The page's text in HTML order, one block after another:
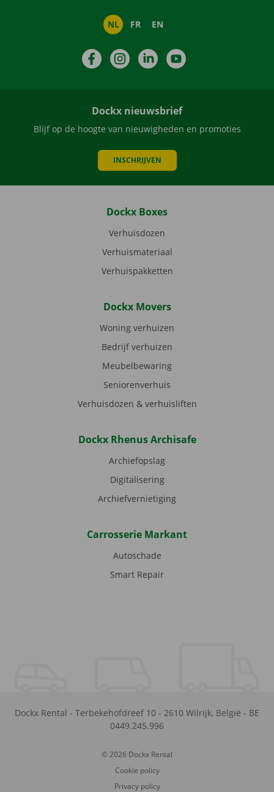
NL FR EN
FacebookInstagramLinkedIn
Dockx nieuwsbrief
Blijf op de hoogte van nieuwigheden en promoties
INSCHRIJVEN
Dockx Boxes
Verhuisdozen
Verhuismateriaal
Verhuispakketten
Dockx Movers
Woning verhuizen
Bedrijf verhuizen
Meubelbewaring
Seniorenverhuis
Verhuisdozen & verhuisliften
Dockx Rhenus Archisafe
Archiefopslag
Digitalisering
Archiefvernietiging
Carrosserie Markant
Autoschade
Smart Repair
Dockx Rental - Terbekehofdreef 10 - 2610 Wilrijk, België - BE
0449.245.996
© 2026 Dockx Rental
Cookie policy
Privacy policy